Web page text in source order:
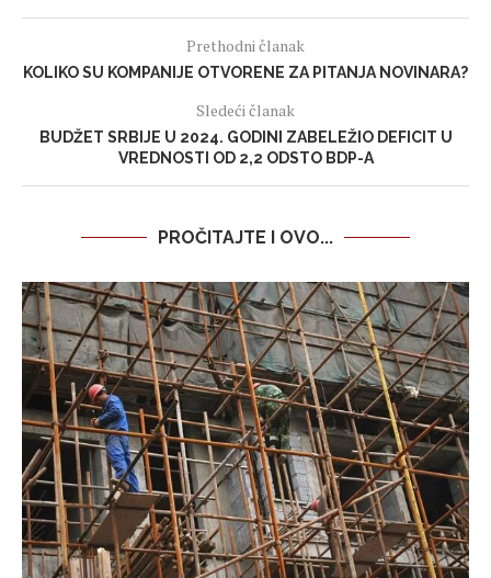
Prethodni članak
KOLIKO SU KOMPANIJE OTVORENE ZA PITANJA NOVINARA?
Sledeći članak
BUDŽET SRBIJE U 2024. GODINI ZABELEŽIO DEFICIT U
VREDNOSTI OD 2,2 ODSTO BDP-A
PROČITAJTE I OVO...